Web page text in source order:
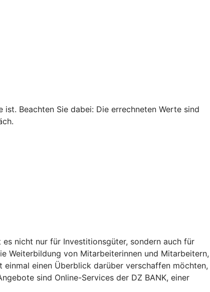
Beachten Sie dabei: Die errechneten Werte sind
nicht nur für Investitionsgüter, sondern auch für
Weiterbildung von Mitarbeiterinnen und Mitarbeitern,
einmal einen Überblick darüber verschaffen möchten,
sind Online-Services der DZ BANK, einer